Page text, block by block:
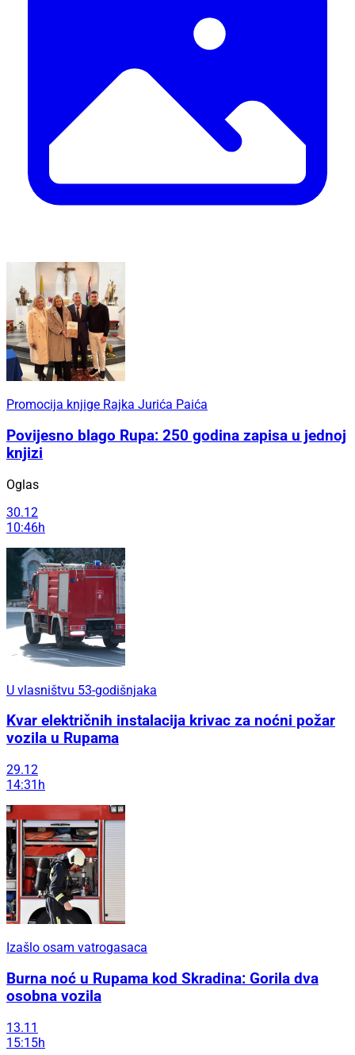
Promocija knjige Rajka Jurića Paića
Povijesno blago Rupa: 250 godina zapisa u jednoj
knjizi
Oglas
30.12
10:46h
U vlasništvu 53-godišnjaka
Kvar električnih instalacija krivac za noćni požar
vozila u Rupama
29.12
14:31h
Izašlo osam vatrogasaca
Burna noć u Rupama kod Skradina: Gorila dva
osobna vozila
13.11
15:15h